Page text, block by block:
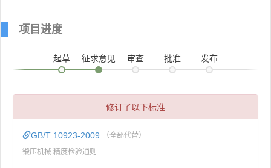
项目进度
起草 征求意见 审查 批准 发布
修订了以下标准
GB/T 10923-2009 （全部代替）
锻压机械 精度检验通则